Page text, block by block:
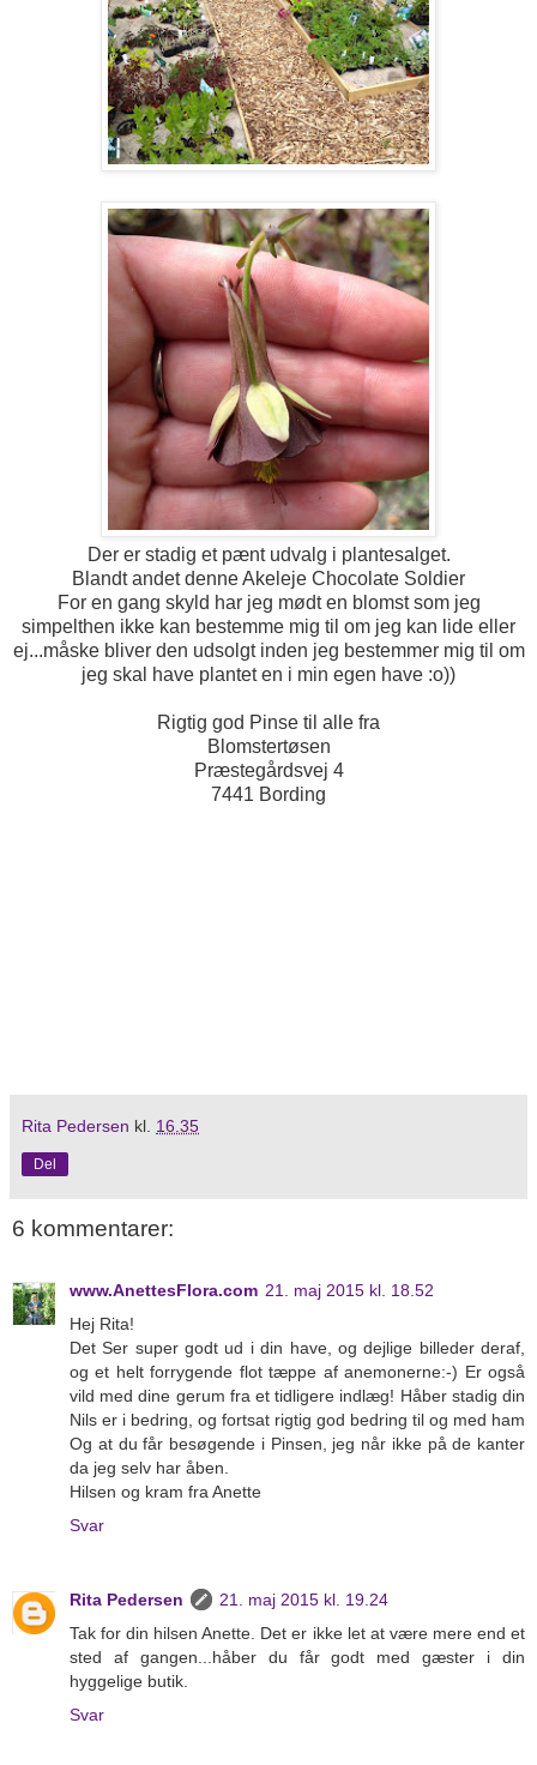
Der er stadig et pænt udvalg i plantesalget.
Blandt andet denne Akeleje Chocolate Soldier
For en gang skyld har jeg mødt en blomst som jeg
simpelthen ikke kan bestemme mig til om jeg kan lide eller
ej...måske bliver den udsolgt inden jeg bestemmer mig til om
jeg skal have plantet en i min egen have :o))
Rigtig god Pinse til alle fra
Blomstertøsen
Præstegårdsvej 4
7441 Bording
Rita Pedersen kl. 16.35
Del
6 kommentarer:
www.AnettesFlora.com 21. maj 2015 kl. 18.52
Hej Rita!
Det Ser super godt ud i din have, og dejlige billeder deraf,
og et helt forrygende flot tæppe af anemonerne:-) Er også
vild med dine gerum fra et tidligere indlæg! Håber stadig din
Nils er i bedring, og fortsat rigtig god bedring til og med ham
Og at du får besøgende i Pinsen, jeg når ikke på de kanter
da jeg selv har åben.
Hilsen og kram fra Anette
Svar
Rita Pedersen
21. maj 2015 kl. 19.24
Tak for din hilsen Anette. Det er ikke let at være mere end et
sted af gangen...håber du får godt med gæster i din
hyggelige butik.
Svar